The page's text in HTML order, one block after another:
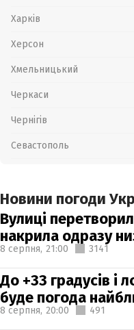
Харків
Херсон
Хмельницький
Черкаси
Чернігів
Севастополь
Новини погоди
Вулиці
накрила одразу
8 серпня, 21:00 3141
До +33 градусів і
буде погода
8 серпня, 20:00 491